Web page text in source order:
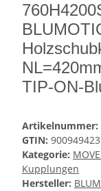
TIP-ON-
Artikelnummer:
GTIN:
Kategorie:
Kupplungen
Hersteller: BLUM